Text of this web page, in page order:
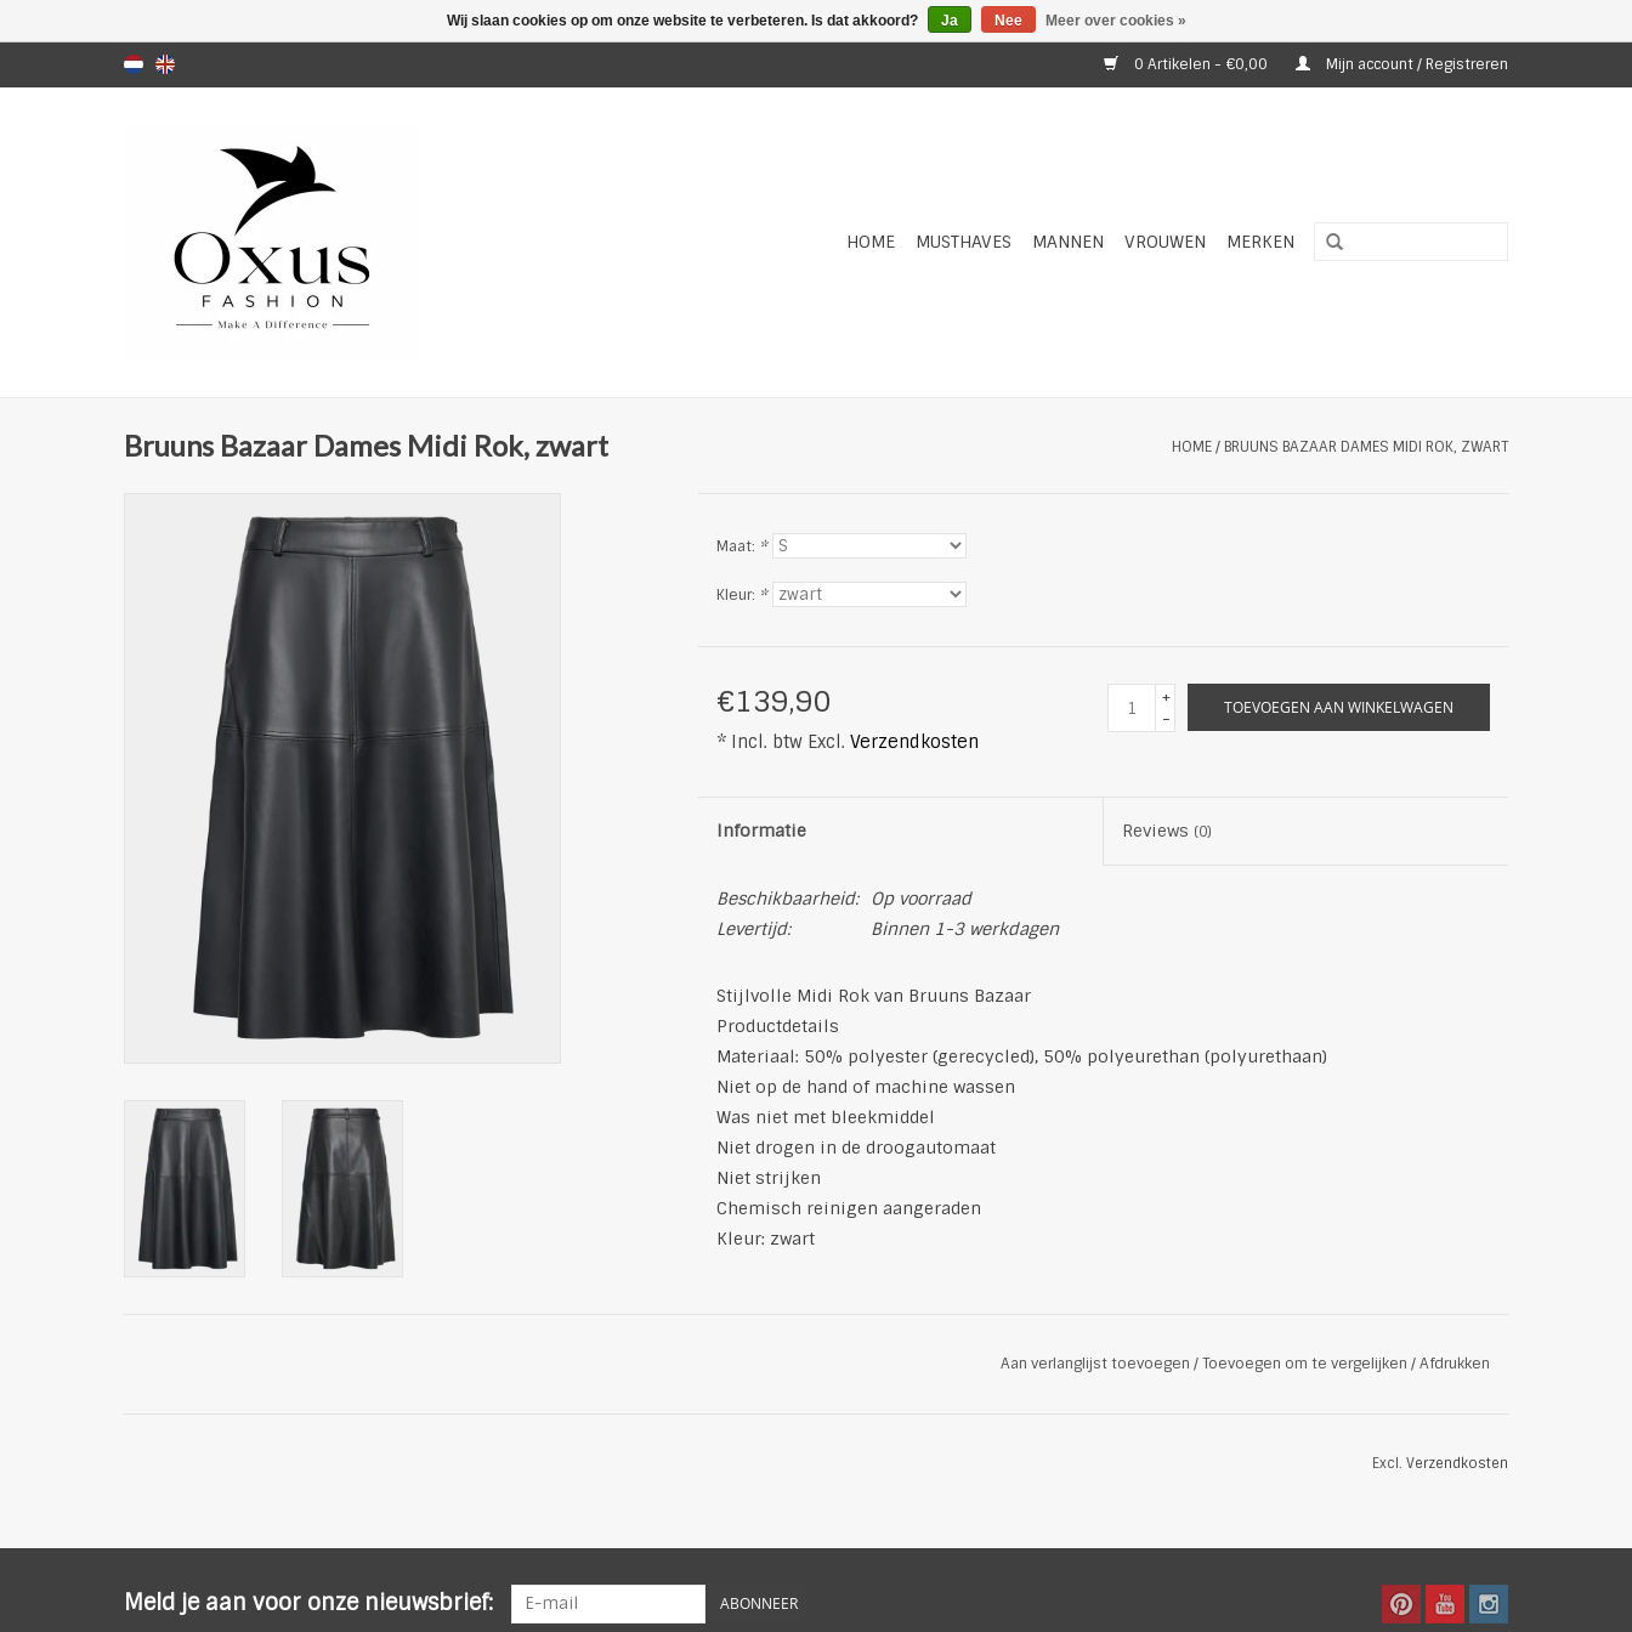
0 Artikelen - €0,00 Mijn account / Registreren
HOME MUSTHAVES MANNEN VROUWEN MERKEN
Bruuns Bazaar Dames Midi Rok, zwart HOME/ BRUUNS BAZAAR DAMES MIDI ROK, ZWART
Maat: *
Kleur: *
€139,90
* Incl. btw Excl. Verzendkosten
+
-
TOEVOEGEN AAN WINKELWAGEN
Informatie Reviews (0)
Beschikbaarheid:
Op voorraad
Levertijd:
Binnen 1-3 werkdagen
Stijlvolle Midi Rok van Bruuns Bazaar
Productdetails
Materiaal: 50% polyester (gerecycled), 50% polyeurethan (polyurethaan)
Niet op de hand of machine wassen
Was niet met bleekmiddel
Niet drogen in de droogautomaat
Niet strijken
Chemisch reinigen aangeraden
Kleur: zwart
Aan verlanglijst toevoegen /Toevoegen om te vergelijken /Afdrukken
Excl. Verzendkosten
Meld je aan voor onze nieuwsbrief: ABONNEER
Wij slaan cookies op om onze website te verbeteren. Is dat akkoord? Ja Nee Meer over cookies »